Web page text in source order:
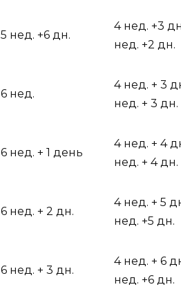
5 нед. +6 дн.
4 нед. +3
нед. +2 дн.
6 нед.
4 нед. + 3
нед. + 3 дн.
6 нед. + 1 день
4 нед. + 4
нед. + 4 дн.
6 нед. + 2 дн.
4 нед. + 5
нед. +5 дн.
6 нед. + 3 дн.
4 нед. + 6
нед. +6 дн.